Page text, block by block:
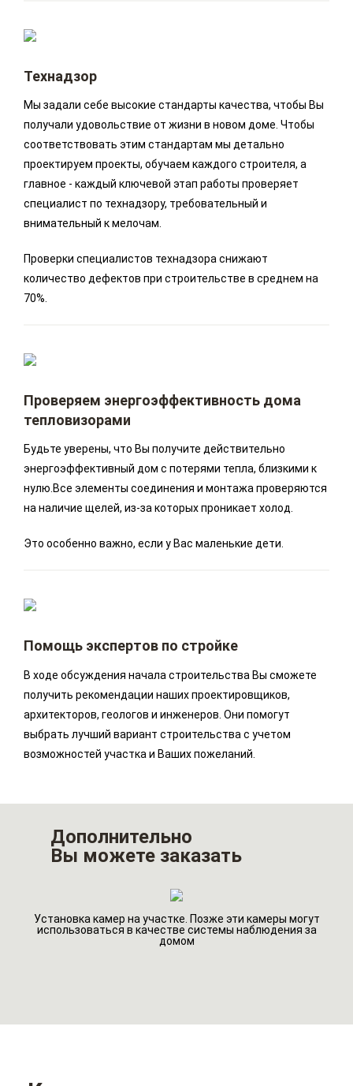
Технадзор
Мы задали себе высокие стандарты качества, чтобы Вы
получали удовольствие от жизни в новом доме. Чтобы
соответствовать этим стандартам мы детально
проектируем проекты, обучаем каждого строителя, а
главное - каждый ключевой этап работы проверяет
специалист по технадзору, требовательный и
внимательный к мелочам.
Проверки специалистов технадзора снижают
количество дефектов при строительстве в среднем на
70%.
Проверяем энергоэффективность дома
тепловизорами
Будьте уверены, что Вы получите действительно
энергоэффективный дом с потерями тепла, близкими к
нулю.Все элементы соединения и монтажа проверяются
на наличие щелей, из-за которых проникает холод.
Это особенно важно, если у Вас маленькие дети.
Помощь экспертов по стройке
В ходе обсуждения начала строительства Вы сможете
получить рекомендации наших проектировщиков,
архитекторов, геологов и инженеров. Они помогут
выбрать лучший вариант строительства с учетом
возможностей участка и Ваших пожеланий.
Дополнительно
Вы можете заказать
Установка камер на участке. Позже эти камеры могут
использоваться в качестве системы наблюдения за
домом